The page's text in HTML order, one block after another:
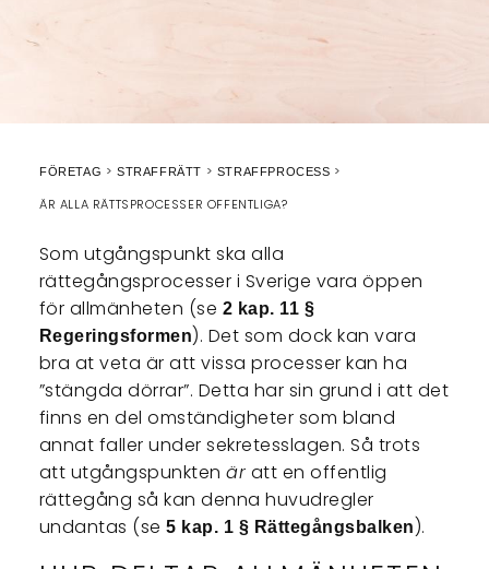
FÖRETAG STRAFFRÄTT STRAFFPROCESS
ÄR ALLA RÄTTSPROCESSER OFFENTLIGA?
Som utgångspunkt ska alla
rättegångsprocesser i Sverige vara öppen
för allmänheten (se 2 kap. 11 §
Regeringsformen). Det som dock kan vara
bra at veta är att vissa processer kan ha
”stängda dörrar”. Detta har sin grund i att det
finns en del omständigheter som bland
annat faller under sekretesslagen. Så trots
att utgångspunktenär att en offentlig
rättegång så kan denna huvudregler
undantas (se5 kap. 1 § Rättegångsbalken).